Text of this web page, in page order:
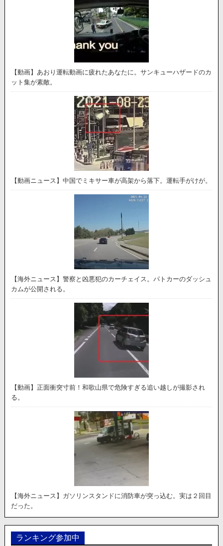
【動画】あおり運転動画に疲れたあなたに。サンキューハザードのカ
ット集が素敵。
【動画ニュース】中国でミキサー車が高架から落下。運転手がけが。
【海外ニュース】警察と凶悪犯のカーチェイス。パトカーのダッシュ
カムが公開される。
【動画】正面衝突寸前！和歌山県で危険すぎる追い越しが撮影され
る。
【海外ニュース】ガソリンスタンドに消防車が突っ込む。実は２回目
だった。
ランキング参加中